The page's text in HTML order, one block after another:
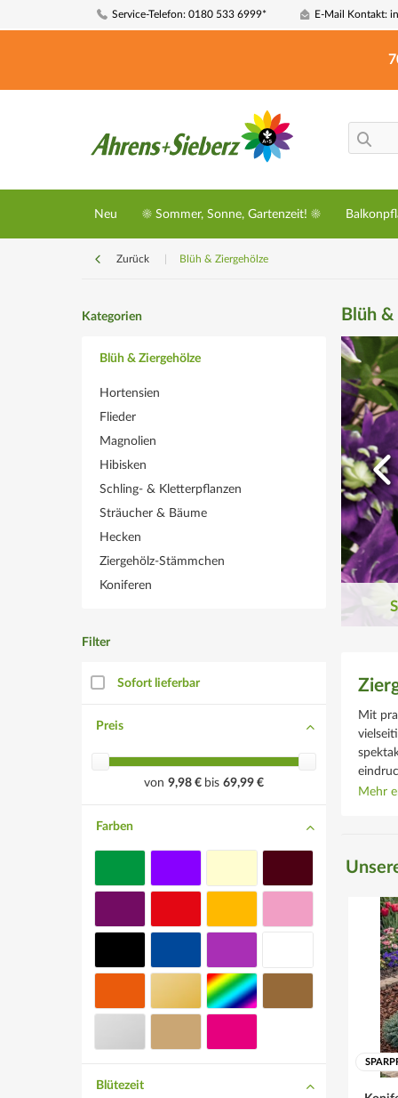
Service-Telefon: 0180 533 6999* E-Mail Kontakt:
Neu ☀️ Sommer, Sonne, Gartenzeit! ☀️
Zurück Blüh & Ziergehölze
Kategorien
Blüh & Ziergehölze
Hortensien
Flieder
Magnolien
Hibisken
Schling- & Kletterpflanzen
Sträucher & Bäume
Hecken
Ziergehölz-Stämmchen
Koniferen
Filter
Sofort lieferbar
Preis
von 9,98 € bis 69,99 €
Farben
Blütezeit
Blüh
Schling- und
üppig und wuchsfreudig
Mit
Mehr